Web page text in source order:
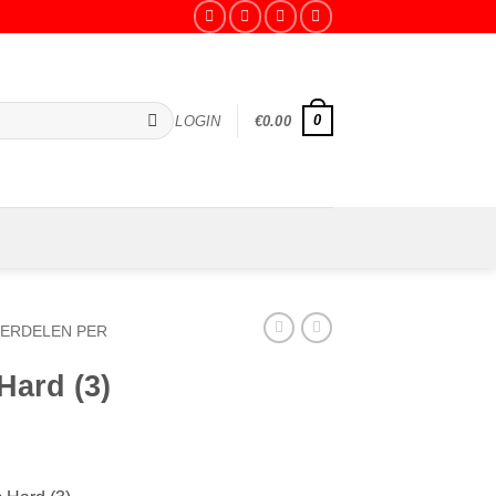
LOGIN €0.00 0
PER
(3)